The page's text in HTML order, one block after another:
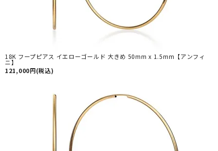
18K フープピアス イエローゴールド 大きめ 50mm x 1.5mm【アンフィ
ニ】
121,000円(税込)